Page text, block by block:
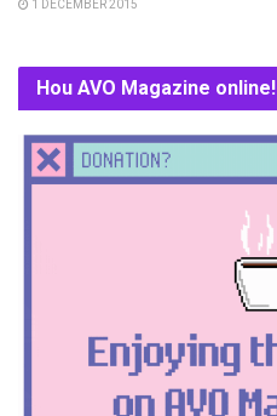
1 DECEMBER 2015
Hou AVO Magazine online!